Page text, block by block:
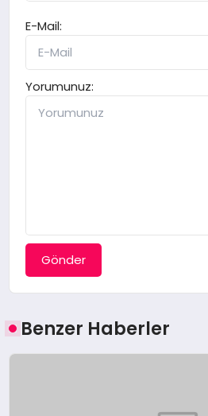
E-Mail:
Yorumunuz:
Gönder
Benzer Haberler